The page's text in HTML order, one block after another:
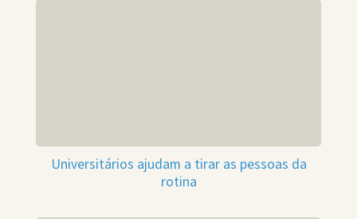
Universitários ajudam a tirar as pessoas da
rotina